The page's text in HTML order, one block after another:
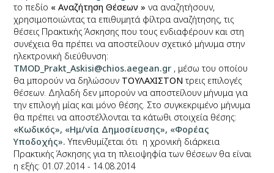
το πεδίο « Αναζήτηση Θέσεων » να αναζητήσουν,
χρησιμοποιώντας τα επιθυμητά φίλτρα αναζήτησης, τις
θέσεις Πρακτικής Άσκησης που τους ενδιαφέρουν και στη
συνέχεια θα πρέπει να αποστείλουν σχετικό μήνυμα στην
ηλεκτρονική διεύθυνση:
TMOD Prakt _Askisi@chios.aegean.gr , μέσω του οποίου
θα μπορούν να δηλώσουν ΤΟΥΛΑΧΙΣΤΟΝ τρεις επιλογές
θέσεων. Δηλαδή δεν μπορούν να αποστείλουν μήνυμα για
την επιλογή μίας και μόνο θέσης. Στο συγκεκριμένο μήνυμα
θα πρέπει να αποστέλλονται τα κάτωθι στοιχεία θέσης:
«Κωδικός», «Ημ/νία Δημοσίευσης», «Φορέας
Υποδοχής». Υπενθυμίζεται ότι η χρονική διάρκεια
Πρακτικής Άσκησης για τη πλειοψηφία των θέσεων θα είναι
η εξής: 01.07.2014 - 14.08.2014